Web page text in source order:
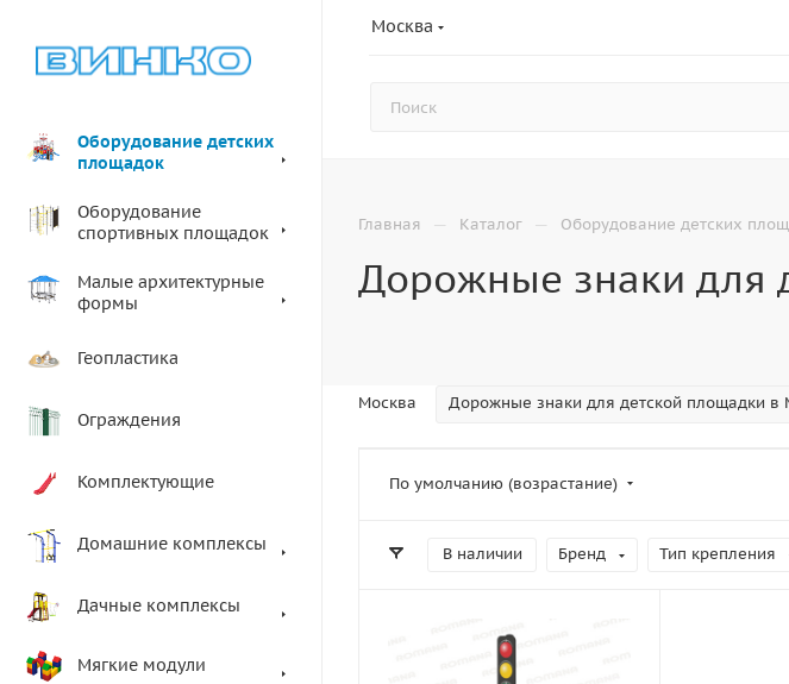
Москва
Оборудование детских
площадок
Оборудование
спортивных площадок
Малые архитектурные
формы
Геопластика
Ограждения
Комплектующие
Домашние комплексы
Дачные комплексы
Мягкие модули
Главная — Каталог — Оборудование детских
Дорожные знаки для
Москва Дорожные знаки для детской площадки в
По умолчанию (возрастание)
В наличии Бренд Тип крепления